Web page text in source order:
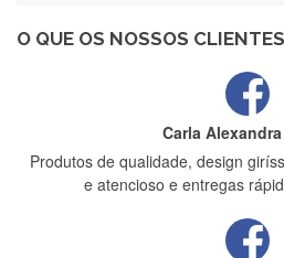
O QUE OS NOSSOS
estrelas
Carla
Produtos de qualidade, design
e atencioso e entregas